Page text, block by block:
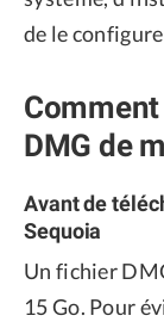
de le
DMG de
Avant de
Sequoia
Un fichier
15 Go. Pour